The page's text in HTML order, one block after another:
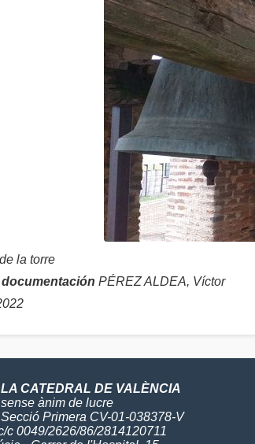
la torre
PÉREZ ALDEA, Víctor
CATEDRAL DE VALÈNCIA
ànim de lucre
Primera CV-01-038378-V
c 0049/2626/86/2814120711